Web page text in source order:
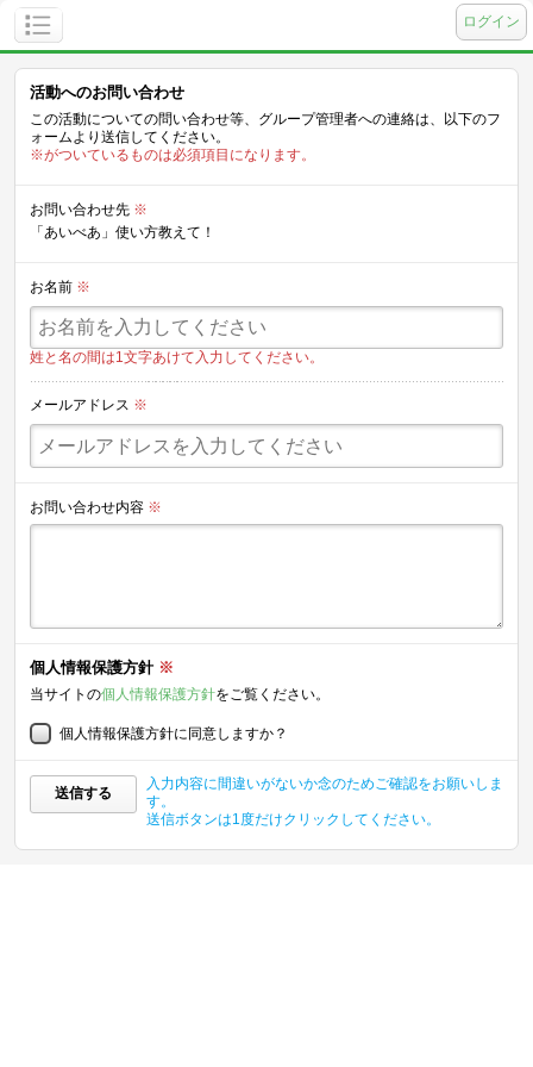
ログイン
活動へのお問い合わせ
この活動についての問い合わせ等、グループ管理者への連絡は、以下のフ
ォームより送信してください。
※がついているものは必須項目になります。
お問い合わせ先 ※
「あいべあ」使い方教えて！
お名前 ※
姓と名の間は1文字あけて入力してください。
メールアドレス ※
お問い合わせ内容 ※
個人情報保護方針 ※
当サイトの個人情報保護方針をご覧ください。
個人情報保護方針に同意しますか？
送信する
入力内容に間違いがないか念のためご確認をお願いしま
す。
送信ボタンは1度だけクリックしてください。